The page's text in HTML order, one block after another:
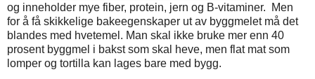
og inneholder mye fiber, protein, jern og B-vitaminer. Men
for å få skikkelige bakeegenskaper ut av byggmelet må det
blandes med hvetemel. Man skal ikke bruke mer enn 40
prosent byggmel i bakst som skal heve, men flat mat som
lomper og tortilla kan lages bare med bygg.